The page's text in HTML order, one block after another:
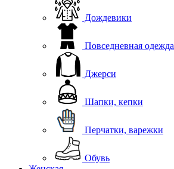
Дождевики
Повседневная одежда
Джерси
Шапки, кепки
Перчатки, варежки
Обувь